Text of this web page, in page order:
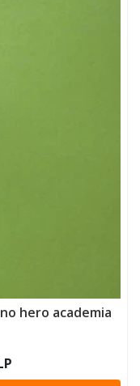
hero academia